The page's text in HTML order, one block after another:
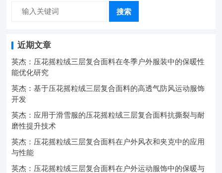
搜索
近期文章
英杰：压花摇粒绒三层复合面料在冬季户外服装中的保暖性
能优化研究
英杰：基于压花摇粒绒三层复合面料的高透气防风运动服饰
开发
英杰：应用于滑雪服的压花摇粒绒三层复合面料抗撕裂与耐
磨性提升技术
英杰：压花摇粒绒三层复合面料在户外风衣和夹克中的应用
与性能
英杰：压花摇粒绒三层复合面料在户外运动服饰中的保暖与